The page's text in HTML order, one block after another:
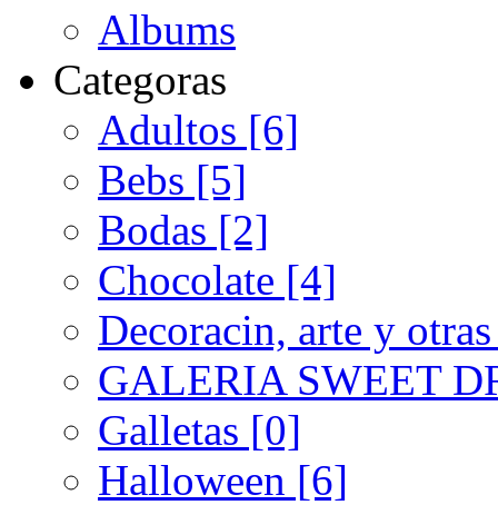
Albums
Categoras
Adultos [6]
Bebs [5]
Bodas [2]
Chocolate [4]
Decoracin, arte y
GALERIA SWEET
Galletas [0]
Halloween [6]